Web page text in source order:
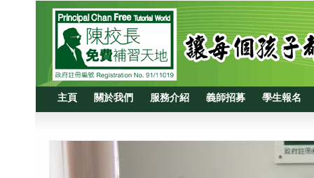
主頁 關於我們 服務介紹 義師招募 學生報名